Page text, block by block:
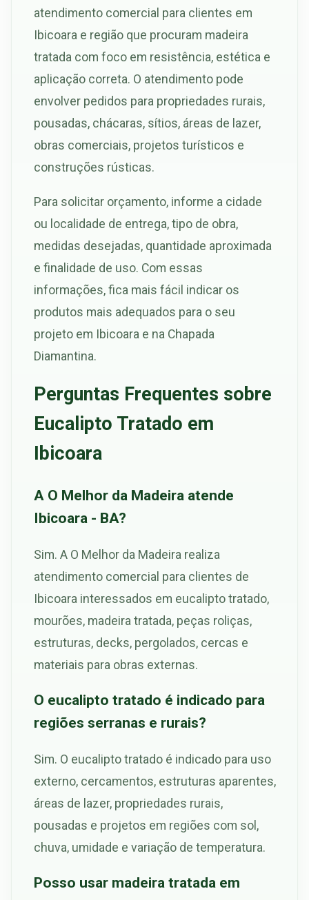
atendimento comercial para clientes em
Ibicoara e região que procuram madeira
tratada com foco em resistência, estética e
aplicação correta. O atendimento pode
envolver pedidos para propriedades rurais,
pousadas, chácaras, sítios, áreas de lazer,
obras comerciais, projetos turísticos e
construções rústicas.
Para solicitar orçamento, informe a cidade
ou localidade de entrega, tipo de obra,
medidas desejadas, quantidade aproximada
e finalidade de uso. Com essas
informações, fica mais fácil indicar os
produtos mais adequados para o seu
projeto em Ibicoara e na Chapada
Diamantina.
Perguntas Frequentes sobre
Eucalipto Tratado em
Ibicoara
A O Melhor da Madeira atende
Ibicoara - BA?
Sim. A O Melhor da Madeira realiza
atendimento comercial para clientes de
Ibicoara interessados em eucalipto tratado,
mourões, madeira tratada, peças roliças,
estruturas, decks, pergolados, cercas e
materiais para obras externas.
O eucalipto tratado é indicado para
regiões serranas e rurais?
Sim. O eucalipto tratado é indicado para uso
externo, cercamentos, estruturas aparentes,
áreas de lazer, propriedades rurais,
pousadas e projetos em regiões com sol,
chuva, umidade e variação de temperatura.
Posso usar madeira tratada em